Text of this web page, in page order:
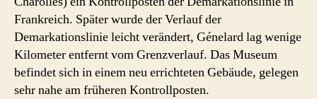
Frankreich. Später wurde der Verlauf der
Demarkationslinie leicht verändert, Génelard lag wenige
Kilometer entfernt vom Grenzverlauf. Das Museum
befindet sich in einem neu errichteten Gebäude, gelegen
sehr nahe am früheren Kontrollposten.